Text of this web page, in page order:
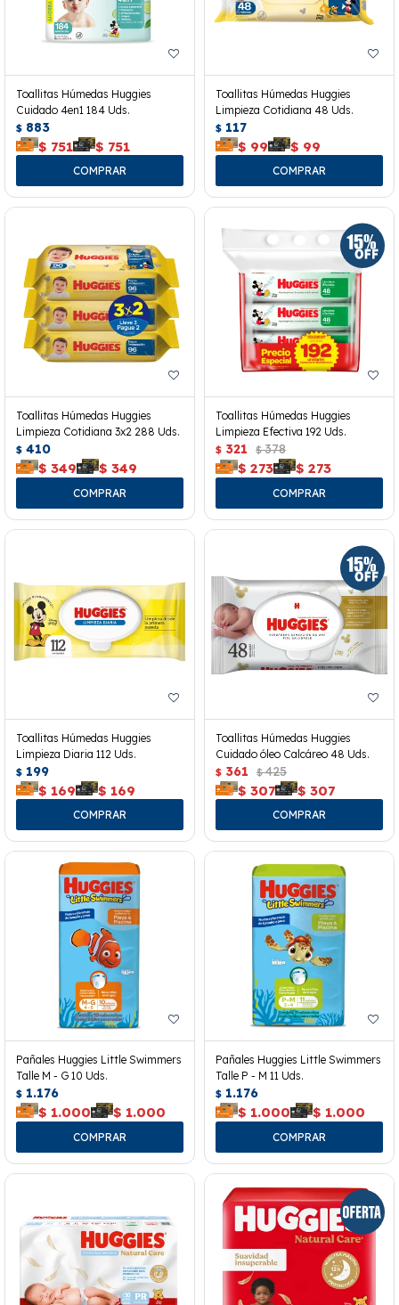
Toallitas Húmedas Huggies
Cuidado 4en1 184 Uds.
$ 883
$ 751 $ 751
Toallitas Húmedas Huggies
Limpieza Cotidiana 48 Uds.
$ 117
$ 99 $ 99
Toallitas Húmedas Huggies
Limpieza Cotidiana 3x2 288 Uds.
$ 410
$ 349 $ 349
Toallitas Húmedas Huggies
Limpieza Efectiva 192 Uds.
$ 321 $ 378
$ 273 $ 273
Toallitas Húmedas Huggies
Limpieza Diaria 112 Uds.
$ 199
$ 169 $ 169
Toallitas Húmedas Huggies
Cuidado óleo Calcáreo 48 Uds.
$ 361 $ 425
$ 307 $ 307
Pañales Huggies Little Swimmers
Talle M - G 10 Uds.
$ 1.176
$ 1.000 $ 1.000
Pañales Huggies Little Swimmers
Talle P - M 11 Uds.
$ 1.176
$ 1.000 $ 1.000